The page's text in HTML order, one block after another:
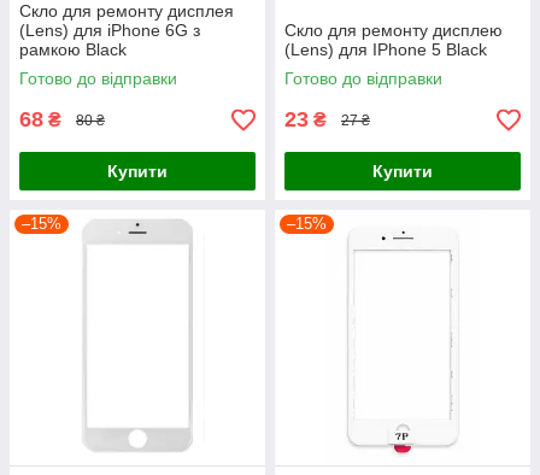
Скло для ремонту дисплея
(Lens) для iPhone 6G з
рамкою Black
Готово до відправки
68 ₴ 80 ₴
Купити
Скло для ремонту дисплею
(Lens) для IPhone 5 Black
Готово до відправки
23 ₴ 27 ₴
Купити
–15% –15%